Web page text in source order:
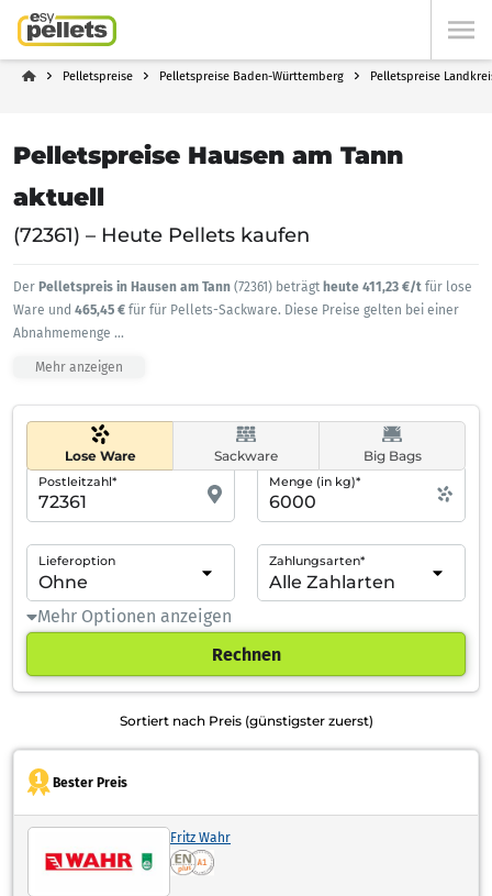
Pelletspreise Pelletspreise Baden-Württemberg Pelletspreise
Pelletspreise Hausen am Tann
aktuell
(72361) – Heute Pellets kaufen
Der Pelletspreis in Hausen am Tann (72361) beträgt heute 411,23 €/t für lose
Ware und 465,45 € für für Pellets-Sackware. Diese Preise gelten bei einer
Abnahmemenge ...
Mehr anzeigen
Lose Ware Sackware Big Bags
Postleitzahl* Menge (in kg)*
Lieferoption Zahlungsarten*
Mehr Optionen anzeigen
Rechnen
Sortiert nach Preis (günstigster zuerst)
Bester Preis
Fritz Wahr